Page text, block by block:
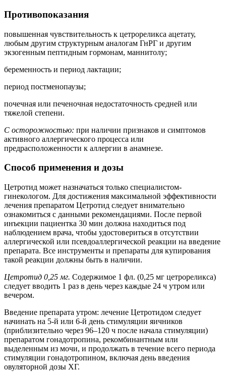
Противопоказания
повышенная чувствительность к цетрореликса ацетату,
любым другим структурным аналогам ГнРГ и другим
экзогенным пептидным гормонам, маннитолу;
беременность и период лактации;
период постменопаузы;
почечная или печеночная недостаточность средней или
тяжелой степени.
С осторожностью: при наличии признаков и симптомов
активного аллергического процесса или
предрасположенности к аллергии в анамнезе.
Способ применения и дозы
Цетротид может назначаться только специалистом-
гинекологом. Для достижения максимальной эффективности
лечения препаратом Цетротид следует внимательно
ознакомиться с данными рекомендациями. После первой
инъекции пациентка 30 мин должна находиться под
наблюдением врача, чтобы удостовериться в отсутствии
аллергической или псевдоаллергической реакции на введение
препарата. Все инструменты и препараты для купирования
такой реакции должны быть в наличии.
Цетротид 0,25 мг. Содержимое 1 фл. (0,25 мг цетрореликса)
следует вводить 1 раз в день через каждые 24 ч утром или
вечером.
Введение препарата утром: лечение Цетротидом следует
начинать на 5-й или 6-й день стимуляции яичников
(приблизительно через 96–120 ч после начала стимуляции)
препаратом гонадотропина, рекомбинантным или
выделенным из мочи, и продолжать в течение всего периода
стимуляции гонадотропином, включая день введения
овуляторной дозы ХГ.